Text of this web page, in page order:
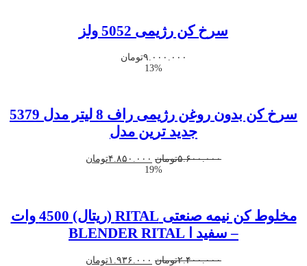
سرخ کن رژیمی 5052 ولز
۹.۰۰۰.۰۰۰تومان
13%
سرخ کن بدون روغن رژیمی راف 8 لیتر مدل 5379
جدید ترین مدل
۵.۶۰۰.۰۰۰تومان قیمت
اصلی
۴.۸۵۰.۰۰۰تومان
19%
مخلوط کن نیمه صنعتی RITAL (ریتال) 4500 وات
– سفید ا BLENDER RITAL
۲.۴۰۰.۰۰۰تومان قیمت
۱.۹۳۶.۰۰۰تومان